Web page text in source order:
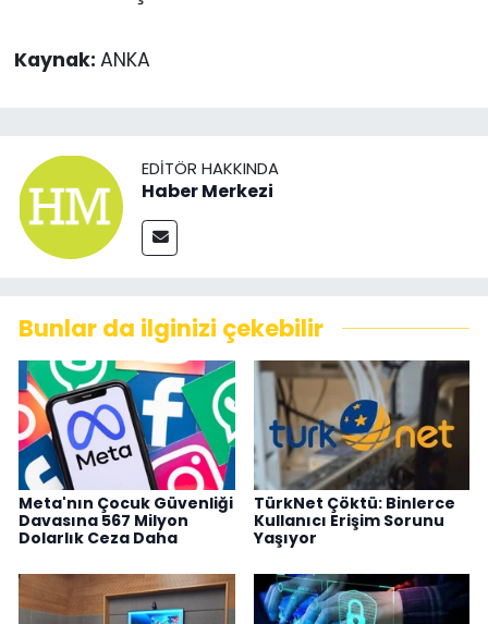
Kaynak: ANKA
EDITÖR HAKKINDA
Haber Merkezi
Bunlar da ilginizi çekebilir
Meta'nın Çocuk Güvenliği
Davasına 567 Milyon
Dolarlık Ceza Daha
TürkNet Çöktü: Binlerce
Kullanıcı Erişim Sorunu
Yaşıyor